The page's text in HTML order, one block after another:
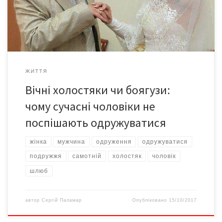
не поспiшають, а деякi хочуть бути холостяками до кiнця
життя. Згiдно з дослiдженнями, у вiковiй групi 25 – 29 рокiв […]
ЖИТТЯ
Вічні холостяки чи боягузи:
чому сучасні чоловіки не
поспішають одружуватися
жінка мужчина одруження одружуватися
подружжя самотній холостяк чоловік
шлюб
автор Сергій Паламар Опубліковано 15/10/2017